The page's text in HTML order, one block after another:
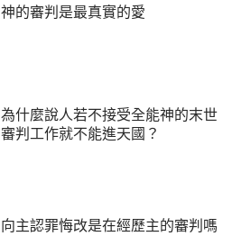
神的審判是最真實的愛
為什麼說人若不接受全能神的末世
審判工作就不能進天國？
向主認罪悔改是在經歷主的審判嗎